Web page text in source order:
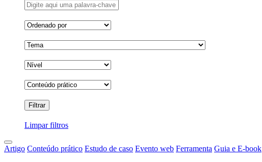
Limpar filtros
Artigo Conteúdo prático Estudo de caso Evento web Ferramenta Guia e E-book